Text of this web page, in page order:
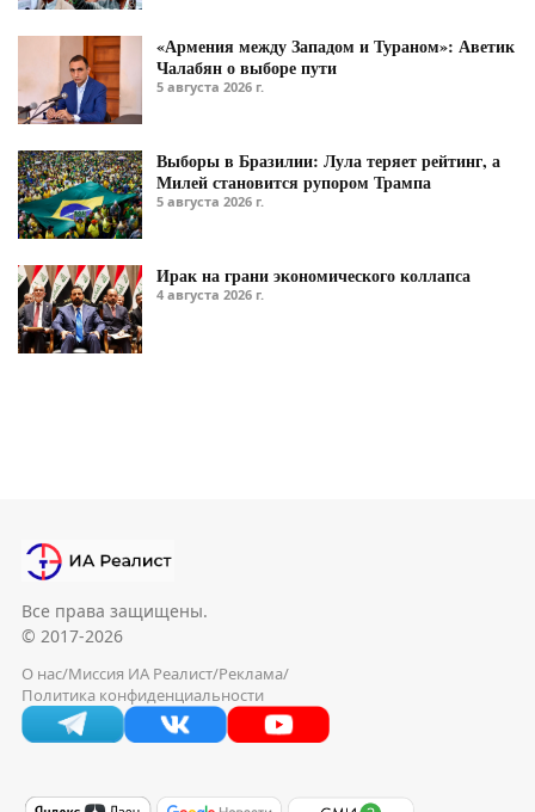
«Армения между Западом и Тураном»: Аветик
Чалабян о выборе пути
5 августа 2026 г.
Выборы в Бразилии: Лула теряет рейтинг, а
Милей становится рупором Трампа
5 августа 2026 г.
Ирак на грани экономического коллапса
4 августа 2026 г.
Все права защищены.
© 2017-2026
О нас/Миссия ИА Реалист/Реклама/
Политика конфиденциальности